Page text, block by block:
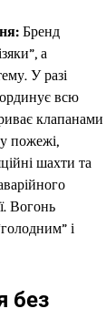
Бренд
а
У разі
всю
клапанами
пожежі,
шахти та
Вогонь
і
без